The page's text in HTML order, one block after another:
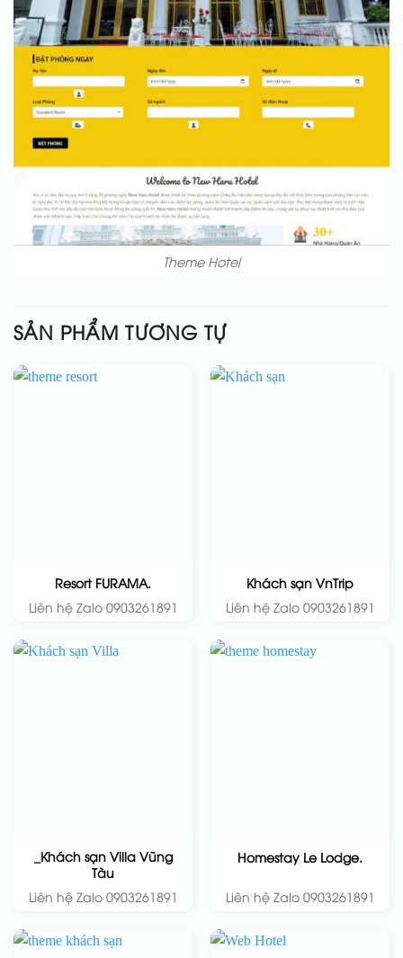
Theme Hotel
SẢN PHẨM TƯƠNG TỰ
Resort FURAMA.
Liên hệ Zalo 0903261891
Khách sạn VnTrip
Liên hệ Zalo 0903261891
_Khách sạn Villa Vũng
Tàu
Liên hệ Zalo 0903261891
Homestay Le Lodge.
Liên hệ Zalo 0903261891